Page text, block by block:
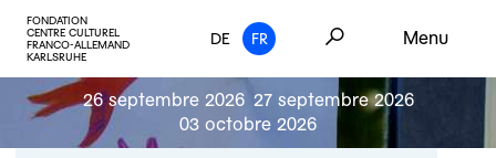
FONDATION
CENTRE CULTUREL
FRANCO-ALLEMAND
KARLSRUHE
DE FR Menu
26 septembre 2026 27 septembre 2026
03 octobre 2026